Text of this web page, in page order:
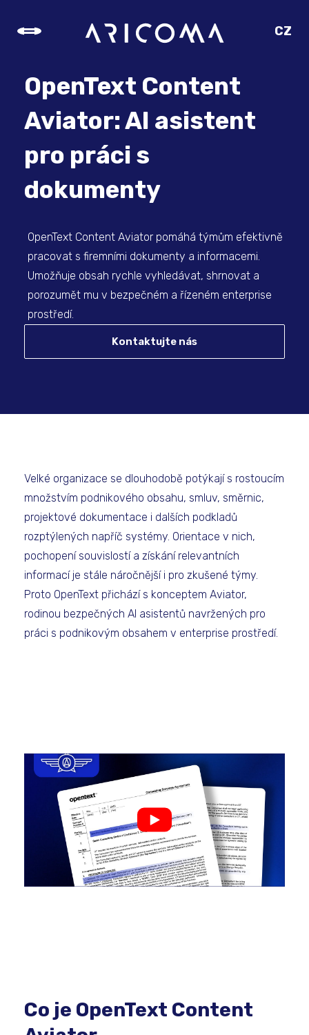
CZ
OpenText Content
Aviator: AI asistent
pro práci s
dokumenty
OpenText Content Aviator pomáhá týmům efektivně
pracovat s firemními dokumenty a informacemi.
Umožňuje obsah rychle vyhledávat, shrnovat a
porozumět mu v bezpečném a řízeném enterprise
prostředí.
Kontaktujte nás
Velké organizace se dlouhodobě potýkají s rostoucím
množstvím podnikového obsahu, smluv, směrnic,
projektové dokumentace i dalších podkladů
rozptýlených napříč systémy. Orientace v nich,
pochopení souvislostí a získání relevantních
informací je stále náročnější i pro zkušené týmy.
Proto OpenText přichází s konceptem Aviator,
rodinou bezpečných AI asistentů navržených pro
práci s podnikovým obsahem v enterprise prostředí.
Co je OpenText Content